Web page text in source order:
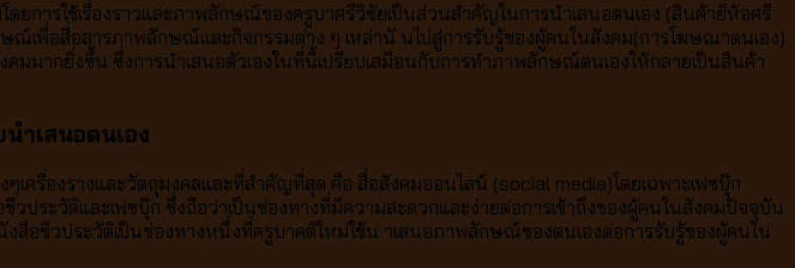
การใช้เรื่องราวและภาพลักษณ์ของครูบาศรีวิชัยเป็นส่วนสำคัญในการนำเสนอตนเอง (สินค้ายี่ห้อศรี
เพื่อสื่อสารภาพลักษณ์และกิจกรรมต่าง ๆ เหล่านั นไปสู่การรับรู้ของผู้คนในสังคม(การโฆษณาตนเอง)
มมากยิ่งขึ้น ซึ่งการนำเสนอตัวเองในที่นี้เปรียบเสมือนกับการทำภาพลักษณ์ตนเองให้กลายเป็นสินค้า
ำเสนอตนเอง
รื่องรางและวัตถุมงคลและที่สำคัญที่สุด คือ สื่อสังคมออนไลน์ (social media)โดยเฉพาะเฟซบุ๊ก
ระวัติและเฟซบุ๊ก ซึ่งถือว่าเป็นช่องทางที่มีความสะดวกและง่ายต่อการเข้าถึงของผู้คนในสังคมปัจจุบัน
อชีวประวัติเป็นช่องทางหนึ่งที่ครูบาคติใหม่ใช้น าเสนอภาพลักษณ์ของตนเองต่อการรับรู้ของผู้คนใน